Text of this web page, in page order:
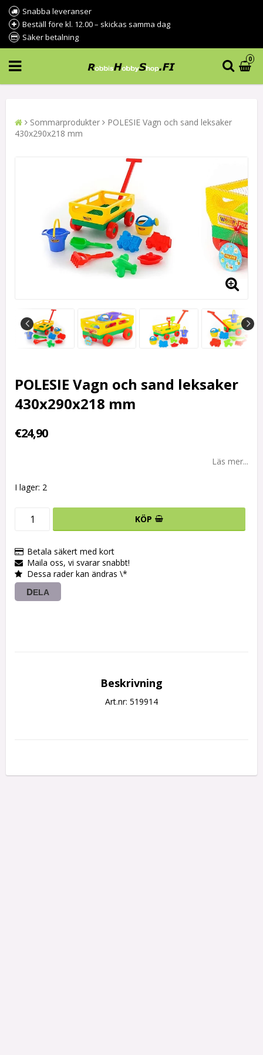
Snabba leveranser
Beställ före kl. 12.00 – skickas samma dag
Säker betalning
0
Sommarprodukter
POLESIE Vagn och sand leksaker
430x290x218 mm
POLESIE Vagn och sand leksaker
430x290x218 mm
€24,90
Läs mer...
I lager: 2
KÖP
Betala säkert med kort
Maila oss, vi svarar snabbt!
Dessa rader kan ändras \*
DELA
Beskrivning
Art.nr: 519914